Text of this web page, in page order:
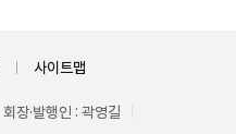
사이트맵
회장·발행인 : 곽영길